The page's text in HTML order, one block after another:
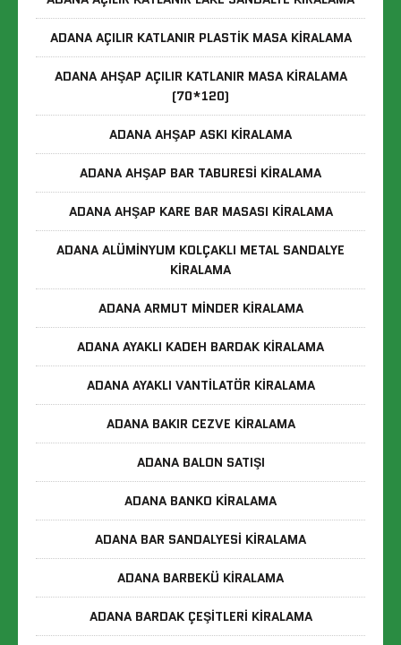
ADANA AÇILIR KATLANIR PLASTIK MASA KIRALAMA
ADANA AHŞAP AÇILIR KATLANIR MASA KIRALAMA
(70*120)
ADANA AHŞAP ASKI KIRALAMA
ADANA AHŞAP BAR TABURESI KIRALAMA
ADANA AHŞAP KARE BAR MASASI KIRALAMA
ADANA ALÜMINYUM KOLÇAKLI METAL SANDALYE
KIRALAMA
ADANA ARMUT MINDER KIRALAMA
ADANA AYAKLI KADEH BARDAK KIRALAMA
ADANA AYAKLI VANTILATÖR KIRALAMA
ADANA BAKIR CEZVE KIRALAMA
ADANA BALON SATIŞI
ADANA BANKO KIRALAMA
ADANA BAR SANDALYESI KIRALAMA
ADANA BARBEKÜ KIRALAMA
ADANA BARDAK ÇEŞITLERI KIRALAMA